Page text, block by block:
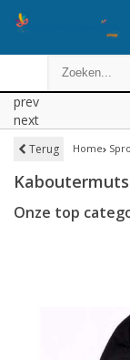
prev
next
Terug Home
Kaboutermuts
Onze top